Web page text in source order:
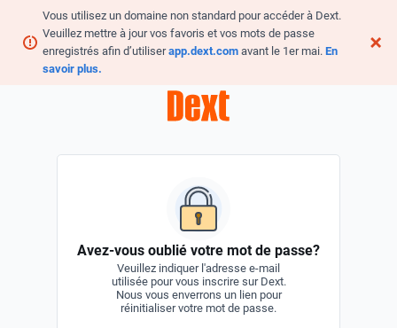
Vous utilisez un domaine non standard pour accéder à Dext.
Veuillez mettre à jour vos favoris et vos mots de passe
enregistrés afin d’utiliserapp.dext.com avant le 1er mai. En
savoir plus.
Avez-vous oublié votre mot de passe?
Veuillez indiquer l'adresse e-mail
utilisée pour vous inscrire sur Dext.
Nous vous enverrons un lien pour
réinitialiser votre mot de passe.